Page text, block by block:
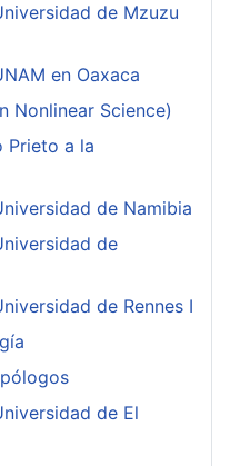
de Mzuzu
en Oaxaca
Nonlinear Science)
Prieto a la
de Namibia
de
de Rennes I
de El